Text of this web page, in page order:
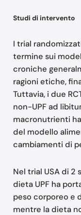
Studi di intervento
I trial
termine sui
croniche
ragioni etiche,
Tuttavia, i due
non-UPF ad
macronutrienti
del modello
cambiamenti di
Nel trial USA di
dieta UPF ha
peso corporeo e
mentre la dieta